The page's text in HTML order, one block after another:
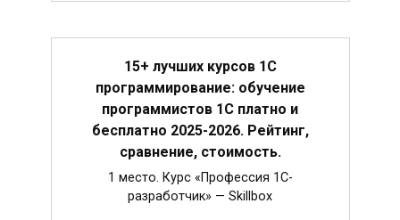
15+ лучших курсов 1С
программирование: обучение
программистов 1С платно и
бесплатно 2025-2026. Рейтинг,
сравнение, стоимость.
1 место. Курс «Профессия 1C-
разработчик» — Skillbox